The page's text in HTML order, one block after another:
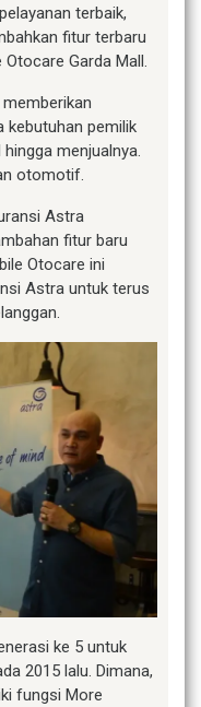
terbaik,
fitur terbaru
Garda Mall.
kebutuhan pemilik
menjualnya.
otomotif.
Astra
fitur baru
Otocare ini
Astra untuk terus
ke 5 untuk
2015 lalu. Dimana,
fungsi More